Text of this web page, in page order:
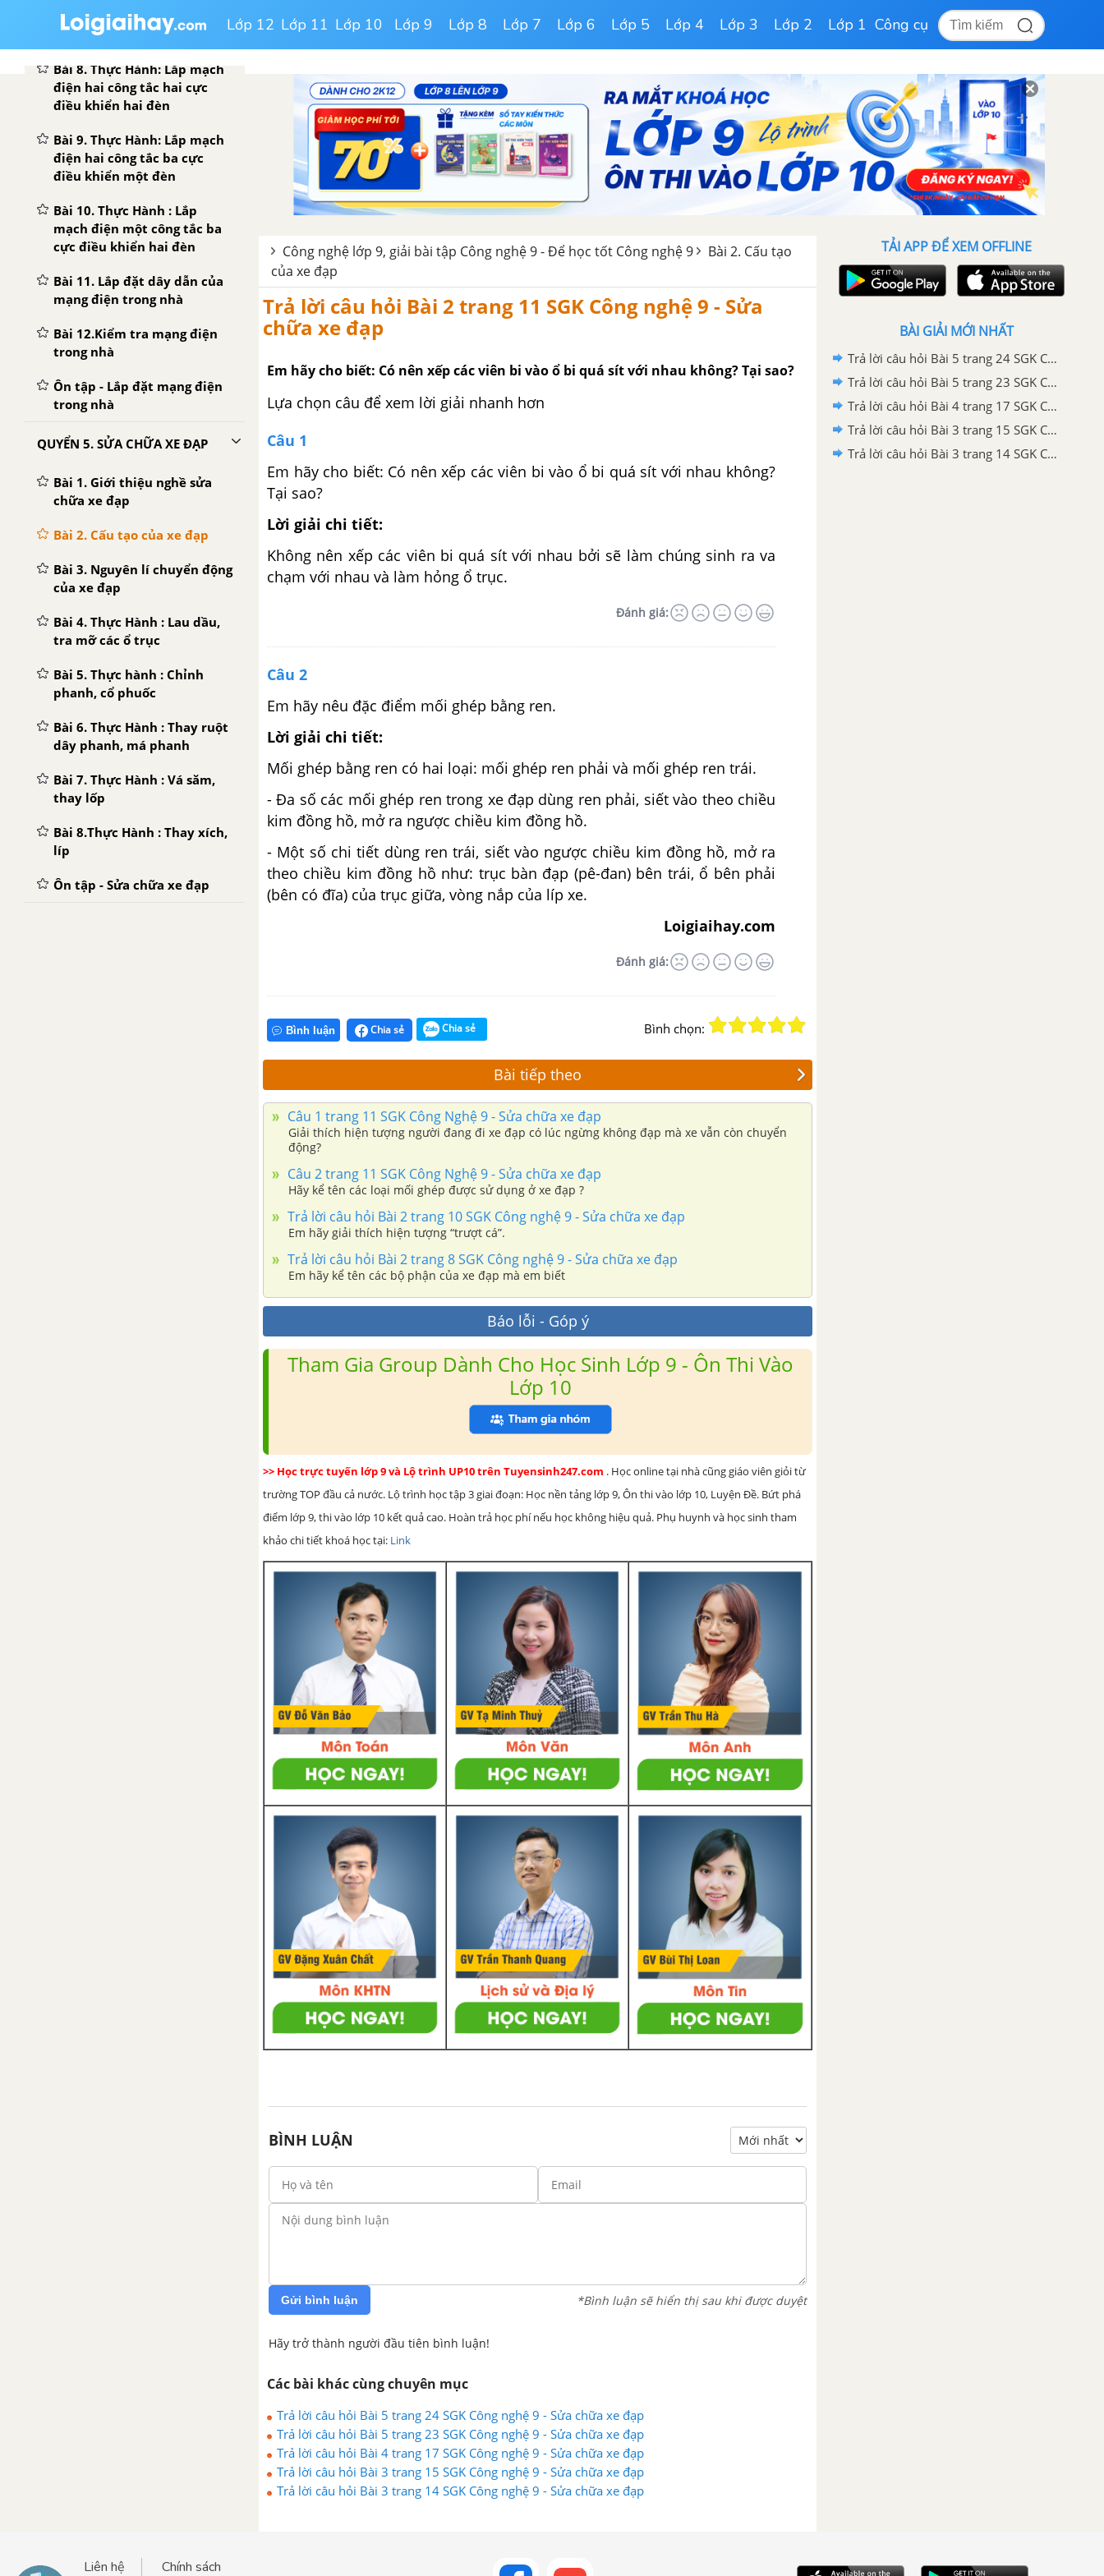
Lớp 12 Lớp 11 Lớp 10 Lớp 9 Lớp 8 Lớp 7 Lớp 6 Lớp 5 Lớp 4 Lớp 3 Lớp 2 Lớp 1 Công cụ
Bài 7. Thực Hành: Lắp mạch
điện đèn ống huỳnh quang
Bài 8. Thực Hành: Lắp mạch
điện hai công tắc hai cực
điều khiển hai đèn
Bài 9. Thực Hành: Lắp mạch
điện hai công tắc ba cực
điều khiển một đèn
Bài 10. Thực Hành : Lắp
mạch điện một công tắc ba
cực điều khiển hai đèn
Bài 11. Lắp đặt dây dẫn của
mạng điện trong nhà
Bài 12.Kiểm tra mạng điện
trong nhà
Ôn tập - Lắp đặt mạng điện
trong nhà
QUYỂN 5. SỬA CHỮA XE ĐẠP
Bài 1. Giới thiệu nghề sửa
chữa xe đạp
Bài 2. Cấu tạo của xe đạp
Bài 3. Nguyên lí chuyển động
của xe đạp
Bài 4. Thực Hành : Lau dầu,
tra mỡ các ổ trục
Bài 5. Thực hành : Chỉnh
phanh, cổ phuốc
Bài 6. Thực Hành : Thay ruột
dây phanh, má phanh
Bài 7. Thực Hành : Vá săm,
thay lốp
Bài 8.Thực Hành : Thay xích,
líp
Ôn tập - Sửa chữa xe đạp
Công nghệ lớp 9, giải bài tập Công nghệ 9 - Để học tốt Công nghệ 9
Bài 2. Cấu tạo
của xe đạp
Trả lời câu hỏi Bài 2 trang 11 SGK Công nghệ 9 - Sửa
chữa xe đạp
Em hãy cho biết: Có nên xếp các viên bi vào ổ bi quá sít với nhau không? Tại sao?
Lựa chọn câu để xem lời giải nhanh hơn
Câu 1
Em hãy cho biết: Có nên xếp các viên bi vào ổ bi quá sít với nhau không?
Tại sao?
Lời giải chi tiết:
Không nên xếp các viên bi quá sít với nhau bởi sẽ làm chúng sinh ra va
chạm với nhau và làm hỏng ổ trục.
Đánh giá:
Câu 2
Em hãy nêu đặc điểm mối ghép bằng ren.
Lời giải chi tiết:
Mối ghép bằng ren có hai loại: mối ghép ren phải và mối ghép ren trái.
- Đa số các mối ghép ren trong xe đạp dùng ren phải, siết vào theo chiều
kim đồng hồ, mở ra ngược chiều kim đồng hồ.
- Một số chi tiết dùng ren trái, siết vào ngược chiều kim đồng hồ, mở ra
theo chiều kim đồng hồ như: trục bàn đạp (pê-đan) bên trái, ổ bên phải
(bên có đĩa) của trục giữa, vòng nắp của líp xe.
Loigiaihay.com
Đánh giá:
Bình luận Chia sẻ Chia sẻ Bình chọn:
Bài tiếp theo
Câu 1 trang 11 SGK Công Nghệ 9 - Sửa chữa xe đạp
Giải thích hiện tượng người đang đi xe đạp có lúc ngừng không đạp mà xe vẫn còn chuyển
động?
Câu 2 trang 11 SGK Công Nghệ 9 - Sửa chữa xe đạp
Hãy kể tên các loại mối ghép được sử dụng ở xe đạp ?
Trả lời câu hỏi Bài 2 trang 10 SGK Công nghệ 9 - Sửa chữa xe đạp
Em hãy giải thích hiện tượng “trượt cá”.
Trả lời câu hỏi Bài 2 trang 8 SGK Công nghệ 9 - Sửa chữa xe đạp
Em hãy kể tên các bộ phận của xe đạp mà em biết
Báo lỗi - Góp ý
Tham Gia Group Dành Cho Học Sinh Lớp 9 - Ôn Thi Vào
Lớp 10
>> Học trực tuyến lớp 9 và Lộ trình UP10 trên Tuyensinh247.com . Học online tại nhà cũng giáo viên giỏi từ
trường TOP đầu cả nước. Lộ trình học tập 3 giai đoạn: Học nền tảng lớp 9, Ôn thi vào lớp 10, Luyện Đề. Bứt phá
điểm lớp 9, thi vào lớp 10 kết quả cao. Hoàn trả học phí nếu học không hiệu quả. Phụ huynh và học sinh tham
khảo chi tiết khoá học tại: Link
BÌNH LUẬN
Gửi bình luận *Bình luận sẽ hiển thị sau khi được duyệt
Hãy trở thành người đầu tiên bình luận!
Các bài khác cùng chuyên mục
Trả lời câu hỏi Bài 5 trang 24 SGK Công nghệ 9 - Sửa chữa xe đạp
Trả lời câu hỏi Bài 5 trang 23 SGK Công nghệ 9 - Sửa chữa xe đạp
Trả lời câu hỏi Bài 4 trang 17 SGK Công nghệ 9 - Sửa chữa xe đạp
Trả lời câu hỏi Bài 3 trang 15 SGK Công nghệ 9 - Sửa chữa xe đạp
Trả lời câu hỏi Bài 3 trang 14 SGK Công nghệ 9 - Sửa chữa xe đạp
TẢI APP ĐỂ XEM OFFLINE
BÀI GIẢI MỚI NHẤT
Trả lời câu hỏi Bài 5 trang 24 SGK Công nghệ 9 - Sửa chữa xe đạp
Trả lời câu hỏi Bài 5 trang 23 SGK Công nghệ 9 - Sửa chữa xe đạp
Trả lời câu hỏi Bài 4 trang 17 SGK Công nghệ 9 - Sửa chữa xe đạp
Trả lời câu hỏi Bài 3 trang 15 SGK Công nghệ 9 - Sửa chữa xe đạp
Trả lời câu hỏi Bài 3 trang 14 SGK Công nghệ 9 - Sửa chữa xe đạp
Liên hệ Chính sách